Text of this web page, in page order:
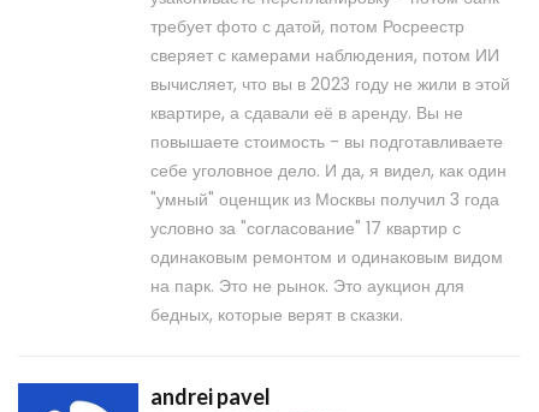
требует фото с датой, потом Росреестр
сверяет с камерами наблюдения, потом ИИ
вычисляет, что вы в 2023 году не жили в этой
квартире, а сдавали её в аренду. Вы не
повышаете стоимость - вы подготавливаете
себе уголовное дело. И да, я видел, как один
"умный" оценщик из Москвы получил 3 года
условно за "согласование" 17 квартир с
одинаковым ремонтом и одинаковым видом
на парк. Это не рынок. Это аукцион для
бедных, которые верят в сказки.
andrei pavel